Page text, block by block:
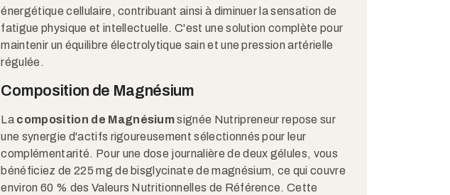
énergétique cellulaire, contribuant ainsi à diminuer la sensation de
fatigue physique et intellectuelle. C'est une solution complète pour
maintenir un équilibre électrolytique sain et une pression artérielle
régulée.
Composition de Magnésium
La composition de Magnésiumsignée Nutripreneur repose sur
une synergie d'actifs rigoureusement sélectionnés pour leur
complémentarité. Pour une dose journalière de deux gélules, vous
bénéficiez de 225 mg de bisglycinate de magnésium, ce qui couvre
environ 60 % des Valeurs Nutritionnelles de Référence. Cette